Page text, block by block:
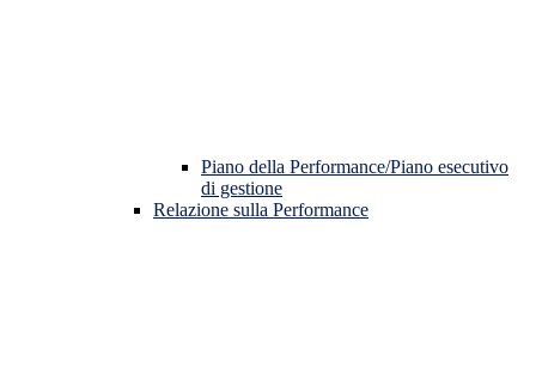
Piano della Performance/Piano esecutivo
di gestione
Relazione sulla Performance